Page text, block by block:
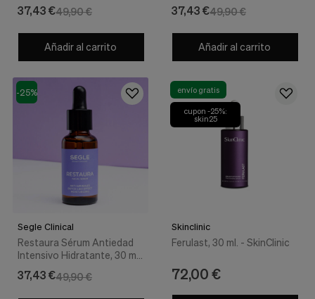
49,90 €
37,43 €
Añadir al carrito
49,90 €
37,43 €
Añadir al carrito
-25%
Segle Clinical
Restaura Sérum Antiedad
Intensivo Hidratante, 30 ml.
49,90 €
37,43 €
envío gratis
cupon -25%:
skin25
Skinclinic
Ferulast, 30 ml. - SkinClinic
72,00 €